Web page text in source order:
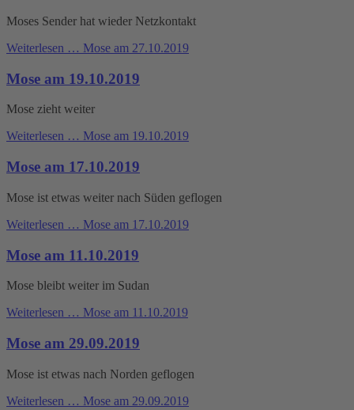
Moses Sender hat wieder Netzkontakt
Weiterlesen … Mose am 27.10.2019
Mose am 19.10.2019
Mose zieht weiter
Weiterlesen … Mose am 19.10.2019
Mose am 17.10.2019
Mose ist etwas weiter nach Süden geflogen
Weiterlesen … Mose am 17.10.2019
Mose am 11.10.2019
Mose bleibt weiter im Sudan
Weiterlesen … Mose am 11.10.2019
Mose am 29.09.2019
Mose ist etwas nach Norden geflogen
Weiterlesen … Mose am 29.09.2019